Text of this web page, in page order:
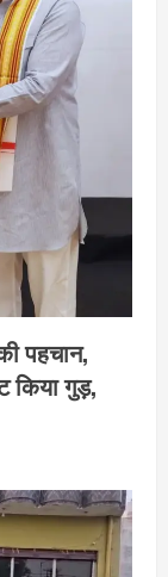
पहचान,
किया गुड़,